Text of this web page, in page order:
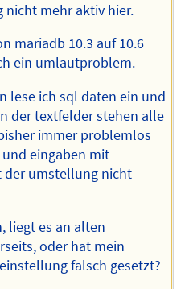
nicht mehr aktiv hier.
mariadb 10.3 auf 10.6
ein umlautproblem.
lese ich sql daten ein und
der textfelder stehen alle
immer problemlos
eingaben mit
der umstellung nicht
liegt es an alten
oder hat mein
falsch gesetzt?